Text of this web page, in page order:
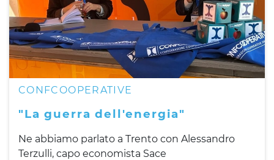
CONFCOOPERATIVE
"La guerra dell'energia"
Ne abbiamo parlato a Trento con Alessandro
Terzulli, capo economista Sace